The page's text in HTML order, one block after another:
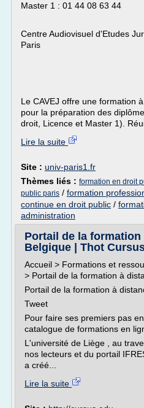
Master 1 : 01 44 08 63 44
Centre Audiovisuel d'Etudes
Paris
Le CAVEJ offre une formation
pour la préparation des
droit, Licence et Master 1).
Lire la suite
Site : univ-paris1.fr
Thèmes liés : formation en droit
public paris / formation
continue en droit public /
administration
Portail de la formation
Belgique | Thot
Accueil > Formations et
> Portail de la formation à
Portail de la formation à
Tweet
Pour faire ses premiers pas
catalogue de formations en
L'université de Liège , au
nos lecteurs et du portail
a créé...
Lire la suite